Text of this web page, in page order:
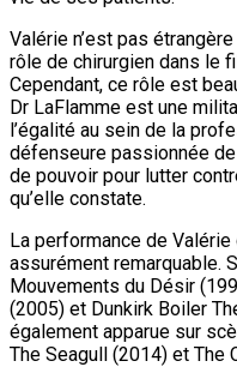
Valérie n’est pas
rôle de chirurgien dans le
Cependant, ce rôle est
Dr LaFlamme est une
l’égalité au sein de la
défenseure passionnée
de pouvoir pour lutter
qu’elle constate.
La performance de
assurément remarquable.
Mouvements du Désir
(2005) et Dunkirk Boiler
également apparue sur
The Seagull (2014) et The